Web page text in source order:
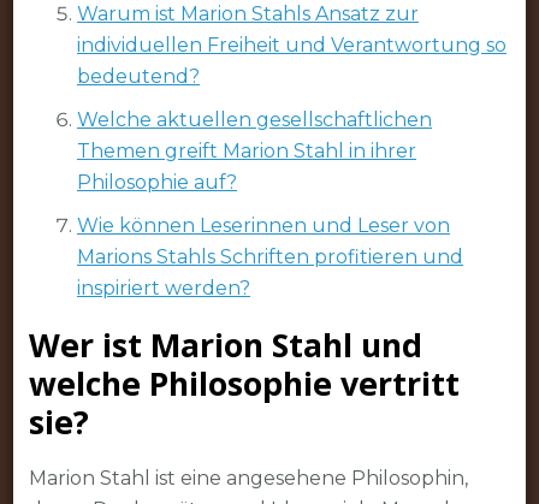
Warum ist Marion Stahls Ansatz zur
individuellen Freiheit und Verantwortung so
bedeutend?
Welche aktuellen gesellschaftlichen
Themen greift Marion Stahl in ihrer
Philosophie auf?
Wie können Leserinnen und Leser von
Marions Stahls Schriften profitieren und
inspiriert werden?
Wer ist Marion Stahl und
welche Philosophie vertritt
sie?
Marion Stahl ist eine angesehene Philosophin,